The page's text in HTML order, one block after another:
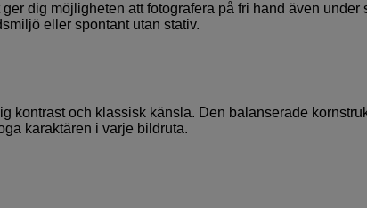
dig möjligheten att fotografera på fri hand även under
eller spontant utan stativ.
kontrast och klassisk känsla. Den balanserade
karaktären i varje bildruta.